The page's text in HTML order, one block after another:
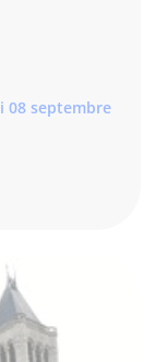
08 septembre